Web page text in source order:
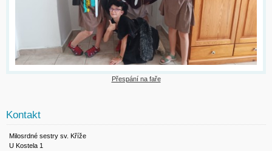
Přespání na faře
Kontakt
Milosrdné sestry sv. Kříže
U Kostela 1